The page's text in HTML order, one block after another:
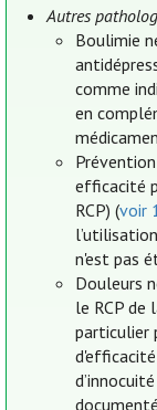
Autres
Boulimie
comme
en
efficacité
RCP) (voir
n'est pas
Douleurs
le RCP
particulier